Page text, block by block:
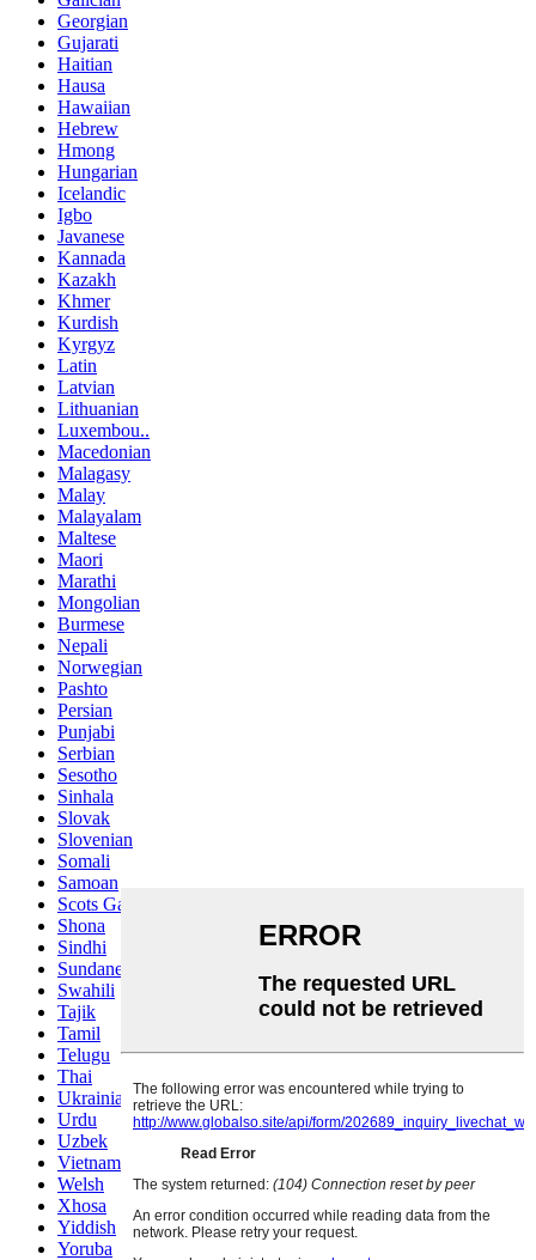
Georgian
Gujarati
Haitian
Hausa
Hawaiian
Hebrew
Hmong
Hungarian
Icelandic
Igbo
Javanese
Kannada
Kazakh
Khmer
Kurdish
Kyrgyz
Latin
Latvian
Lithuanian
Luxembou..
Macedonian
Malagasy
Malay
Malayalam
Maltese
Maori
Marathi
Mongolian
Burmese
Nepali
Norwegian
Pashto
Persian
Punjabi
Serbian
Sesotho
Sinhala
Slovak
Slovenian
Somali
Samoan
Scots Gaelic
Shona
Sindhi
Sundanese
Swahili
Tajik
Tamil
Telugu
Thai
Ukrainian
Urdu
Uzbek
Vietnamese
Welsh
Xhosa
Yiddish
Yoruba